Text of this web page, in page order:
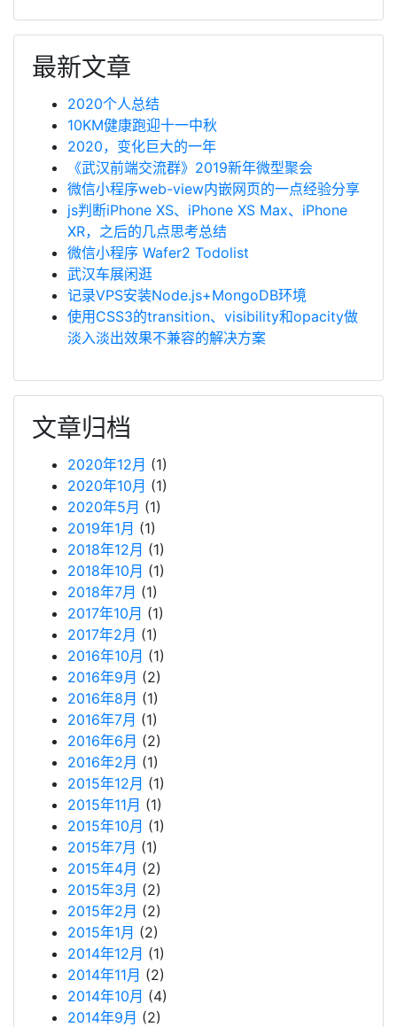
最新文章
2020个人总结
10KM健康跑迎十一中秋
2020，变化巨大的一年
《武汉前端交流群》2019新年微型聚会
微信小程序web-view内嵌网页的一点经验分享
js判断iPhone XS、iPhone XS Max、iPhone
XR，之后的几点思考总结
微信小程序 Wafer2 Todolist
武汉车展闲逛
记录VPS安装Node.js+MongoDB环境
使用CSS3的transition、visibility和opacity做
淡入淡出效果不兼容的解决方案
文章归档
2020年12月 (1)
2020年10月 (1)
2020年5月 (1)
2019年1月 (1)
2018年12月 (1)
2018年10月 (1)
2018年7月 (1)
2017年10月 (1)
2017年2月 (1)
2016年10月 (1)
2016年9月 (2)
2016年8月 (1)
2016年7月 (1)
2016年6月 (2)
2016年2月 (1)
2015年12月 (1)
2015年11月 (1)
2015年10月 (1)
2015年7月 (1)
2015年4月 (2)
2015年3月 (2)
2015年2月 (2)
2015年1月 (2)
2014年12月 (1)
2014年11月 (2)
2014年10月 (4)
2014年9月 (2)